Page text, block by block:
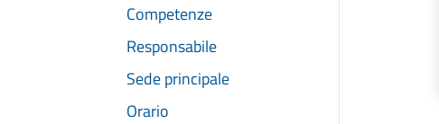
Competenze
Responsabile
Sede principale
Orario